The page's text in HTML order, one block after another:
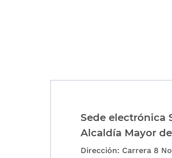
Sede electrónica
Alcaldía Mayor
Dirección: Carrera 8